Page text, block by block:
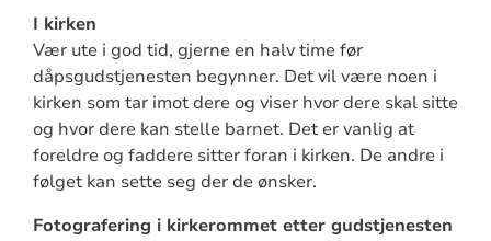
I kirken
Vær ute i god tid, gjerne en halv time før
dåpsgudstjenesten begynner. Det vil være noen i
kirken som tar imot dere og viser hvor dere skal sitte
og hvor dere kan stelle barnet. Det er vanlig at
foreldre og faddere sitter foran i kirken. De andre i
følget kan sette seg der de ønsker.
Fotografering i kirkerommet etter gudstjenesten